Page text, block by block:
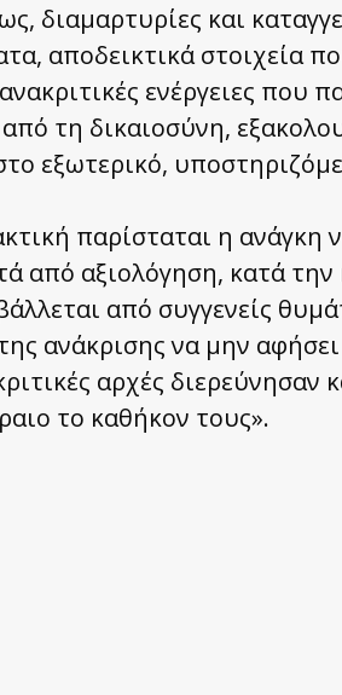
διαμαρτυρίες και
αποδεικτικά στοιχεία
ενέργειες που
τη δικαιοσύνη,
εξωτερικό,
παρίσταται η ανάγκη
από αξιολόγηση, κατά
από συγγενείς
ανάκρισης να μην
αρχές
το καθήκον τους».